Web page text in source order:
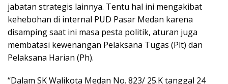
jabatan strategis lainnya. Tentu hal ini mengakibat
kehebohan di internal PUD Pasar Medan karena
disamping saat ini masa pesta politik, aturan juga
membatasi kewenangan Pelaksana Tugas (Plt) dan
Pelaksana Harian (Ph).
“Dalam SK Walikota Medan No. 823/ 25.K tanggal 24